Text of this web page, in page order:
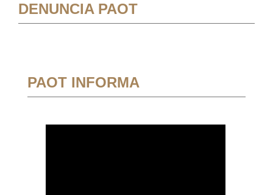
DENUNCIA PAOT
PAOT INFORMA